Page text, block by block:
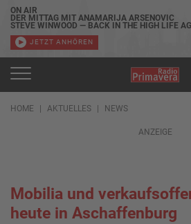
ON AIR
DER MITTAG MIT ANAMARIJA ARSENOVIC
STEVE WINWOOD — BACK IN THE HIGH LIFE
JETZT ANHÖREN
HOME AKTUELLES NEWS
ANZEIGE
Mobilia und
heute in Aschaffenburg